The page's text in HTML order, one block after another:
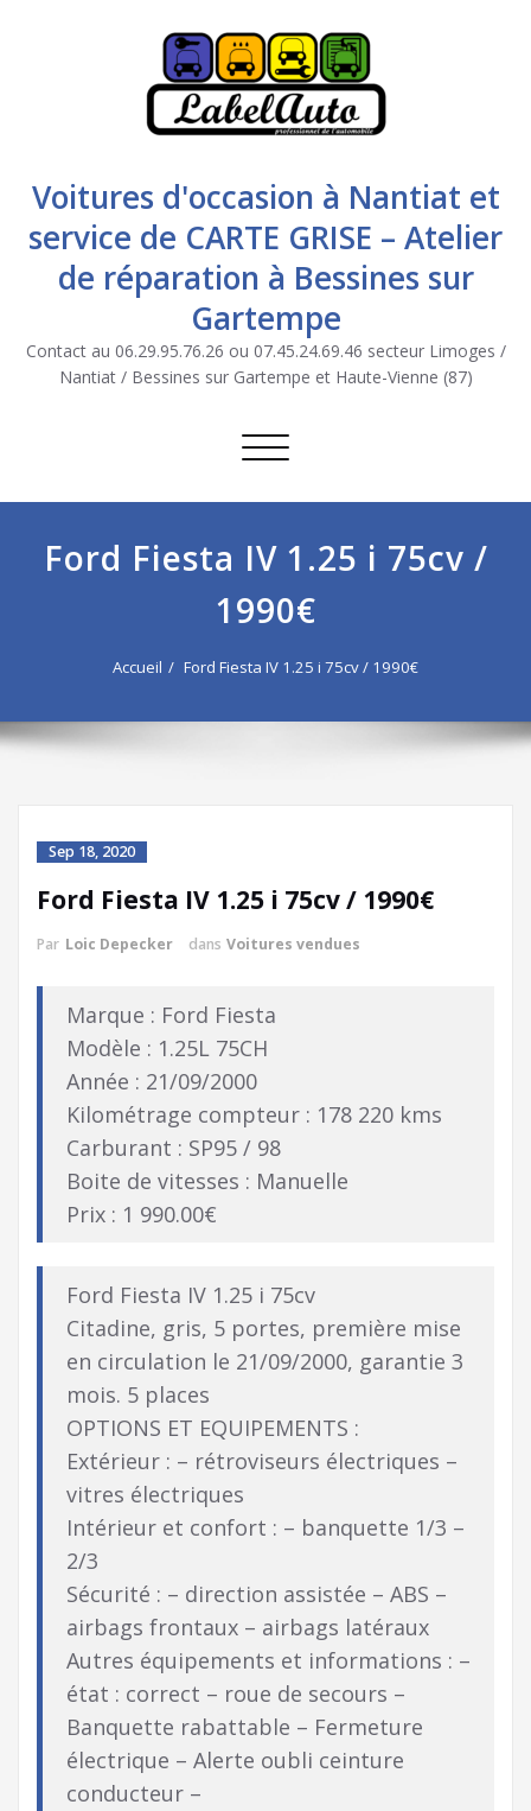
Voitures d'occasion à Nantiat et
service de CARTE GRISE – Atelier
de réparation à Bessines sur
Gartempe
Contact au 06.29.95.76.26 ou 07.45.24.69.46 secteur Limoges /
Nantiat / Bessines sur Gartempe et Haute-Vienne (87)
Afficher/masquer la navigation
Ford Fiesta IV 1.25 i 75cv /
1990€
Accueil Ford Fiesta IV 1.25 i 75cv / 1990€
Sep 18, 2020
Ford Fiesta IV 1.25 i 75cv / 1990€
Par Loic Depecker dans Voitures vendues
Marque : Ford Fiesta
Modèle : 1.25L 75CH
Année : 21/09/2000
Kilométrage compteur : 178 220 kms
Carburant : SP95 / 98
Boite de vitesses : Manuelle
Prix : 1 990.00€
Ford Fiesta IV 1.25 i 75cv
Citadine, gris, 5 portes, première mise
en circulation le 21/09/2000, garantie 3
mois. 5 places
OPTIONS ET EQUIPEMENTS :
Extérieur : – rétroviseurs électriques –
vitres électriques
Intérieur et confort : – banquette 1/3 –
2/3
Sécurité : – direction assistée – ABS –
airbags frontaux – airbags latéraux
Autres équipements et informations : –
état : correct – roue de secours –
Banquette rabattable – Fermeture
électrique – Alerte oubli ceinture
conducteur –